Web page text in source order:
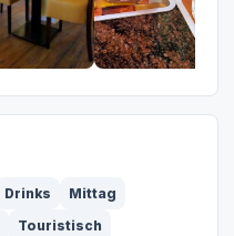
Drinks
Mittag
Touristisch